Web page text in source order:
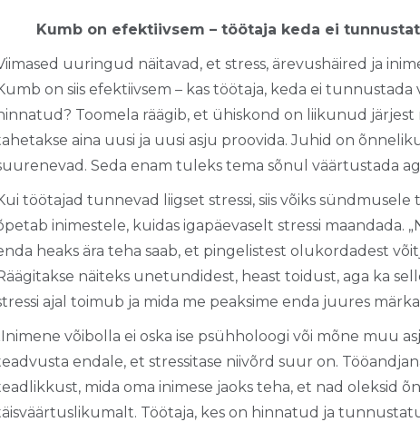
Kumb on efektiivsem – töötaja keda ei
uuringud näitavad, et stress, ärevushäired ja
on siis efektiivsem – kas töötaja, keda ei
Toomela räägib, et ühiskond on liikunud
aina uusi ja uusi asju proovida. Juhid on
Seda enam tuleks tema sõnul väärtustada
töötajad tunnevad liigset stressi, siis võiks
inimestele, kuidas igapäevaselt stressi maandada.
heaks ära teha saab, et pingelistest olukordadest
näiteks unetundidest, heast toidust, aga ka
ajal toimub ja mida me peaksime enda juures
võibolla ei oska ise psühholoogi või mõne muu
endale, et stressitase niivõrd suur on.
mida oma inimese jaoks teha, et nad oleksid
Töötaja, kes on hinnatud ja